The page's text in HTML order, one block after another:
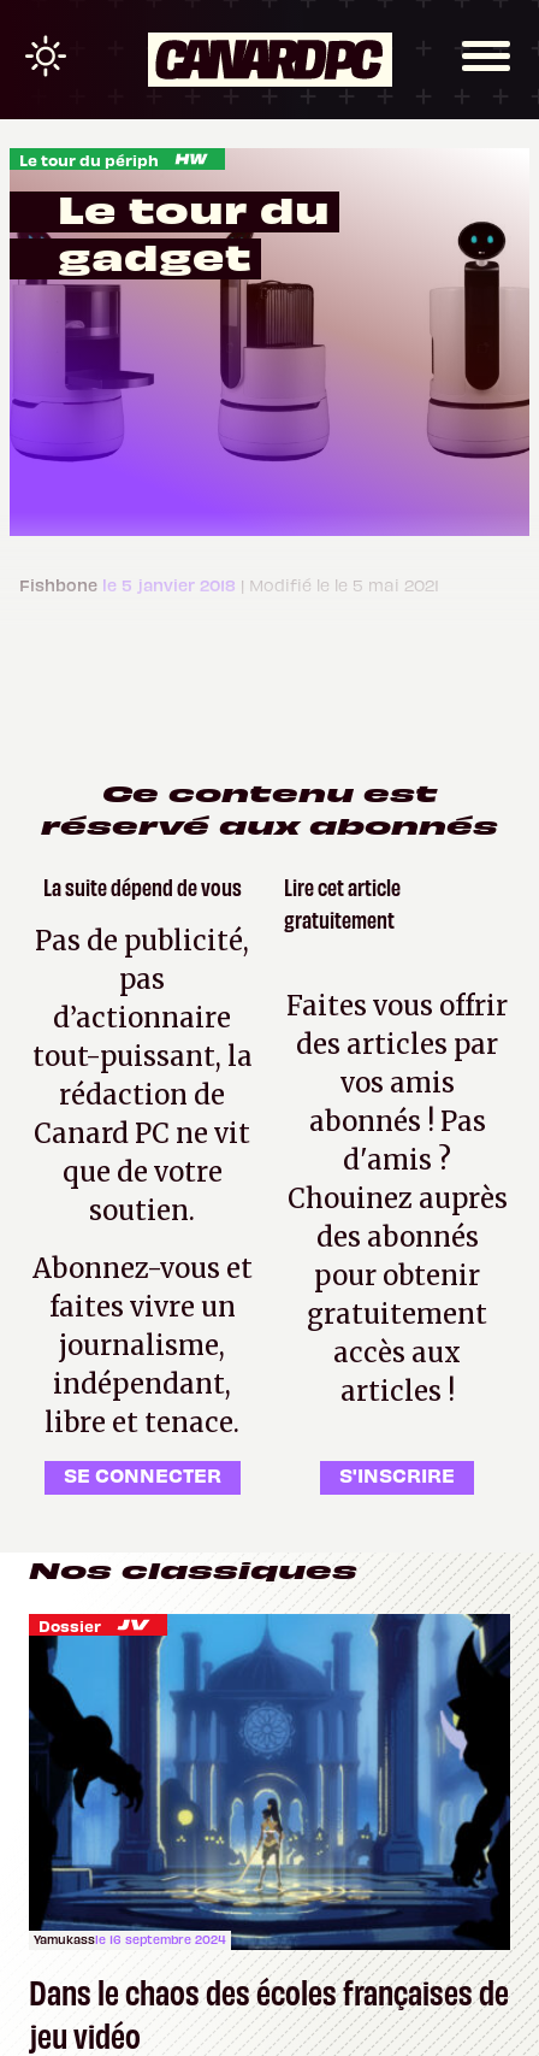
Le tour du périph
Le tour du
gadget
Fishbone le 5 janvier 2018 | Modifié le le 5 mai 2021
Ce contenu est
réservé aux abonnés
La suite dépend de vous
Pas de publicité,
pas
d’actionnaire
tout-puissant, la
rédaction de
Canard PC ne vit
que de votre
soutien.
Abonnez-vous et
faites vivre un
journalisme,
indépendant,
libre et tenace.
SE CONNECTER
Lire cet article
gratuitement
Faites vous offrir
des articles par
vos amis
abonnés ! Pas
d'amis ?
Chouinez auprès
des abonnés
pour obtenir
gratuitement
accès aux
articles !
S'INSCRIRE
Nos classiques
Dossier
Yamukassle 16 septembre 2024
Dans le chaos des écoles françaises de
jeu vidéo